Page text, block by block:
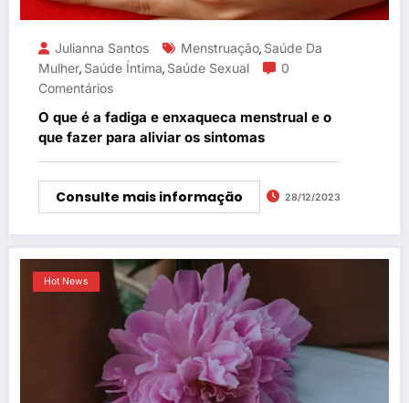
Julianna Santos Menstruação, Saúde Da
Mulher, Saúde Íntima, Saúde Sexual
0
Comentários
O que é a fadiga e enxaqueca menstrual e o
que fazer para aliviar os sintomas
Consulte mais informação 28/12/2023
Hot News